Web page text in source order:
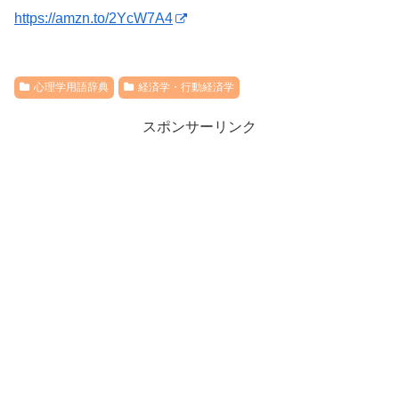
https://amzn.to/2YcW7A4
心理学用語辞典 経済学・行動経済学
スポンサーリンク